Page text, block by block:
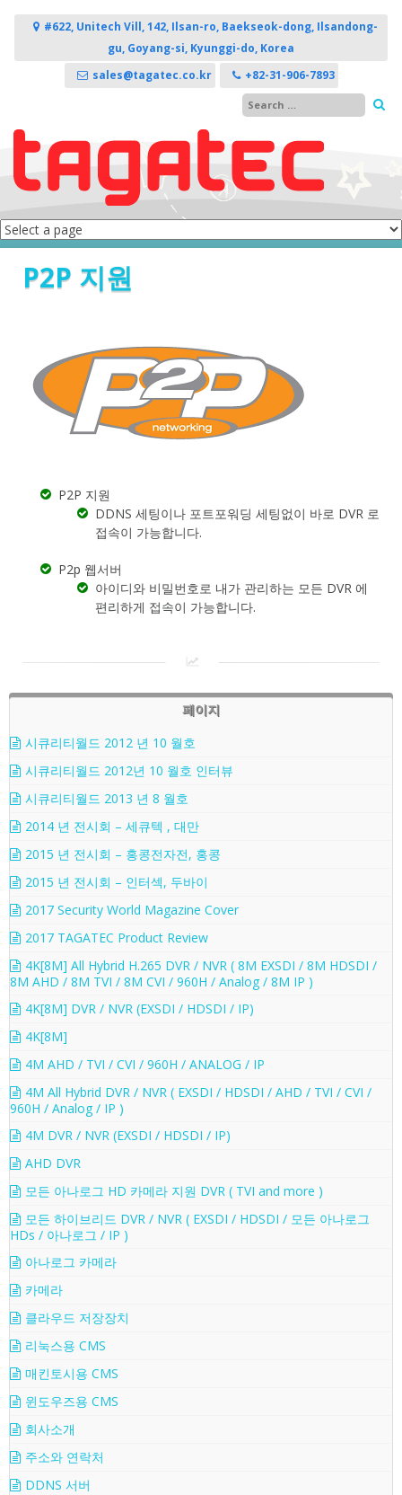
#622, Unitech Vill, 142, Ilsan-ro, Baekseok-dong, Ilsandong-
gu, Goyang-si, Kyunggi-do, Korea
sales@tagatec.co.kr
+82-31-906-7893
P2P 지원
P2P 지원
DDNS 세팅이나 포트포워딩 세팅없이 바로 DVR 로
접속이 가능합니다.
P2p 웹서버
아이디와 비밀번호로 내가 관리하는 모든 DVR 에
편리하게 접속이 가능합니다.
페이지
시큐리티월드 2012 년 10 월호
시큐리티월드 2012년 10 월호 인터뷰
시큐리티월드 2013 년 8 월호
2014 년 전시회 – 세큐텍 , 대만
2015 년 전시회 – 홍콩전자전, 홍콩
2015 년 전시회 – 인터섹, 두바이
2017 Security World Magazine Cover
2017 TAGATEC Product Review
4K[8M] All Hybrid H.265 DVR / NVR ( 8M EXSDI / 8M HDSDI /
8M AHD / 8M TVI / 8M CVI / 960H / Analog / 8M IP )
4K[8M] DVR / NVR (EXSDI / HDSDI / IP)
4K[8M]
4M AHD / TVI / CVI / 960H / ANALOG / IP
4M All Hybrid DVR / NVR ( EXSDI / HDSDI / AHD / TVI / CVI /
960H / Analog / IP )
4M DVR / NVR (EXSDI / HDSDI / IP)
AHD DVR
모든 아나로그 HD 카메라 지원 DVR ( TVI and more )
모든 하이브리드 DVR / NVR ( EXSDI / HDSDI / 모든 아나로그
HDs / 아나로그 / IP )
아나로그 카메라
카메라
클라우드 저장장치
리눅스용 CMS
매킨토시용 CMS
윈도우즈용 CMS
회사소개
주소와 연락처
DDNS 서버